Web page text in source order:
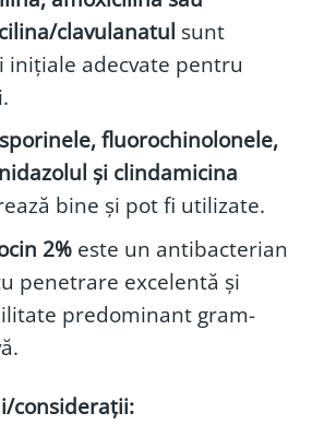
clavulanatul sunt
inițiale adecvate pentru
fluorochinolonele,
și clindamicina
bine și pot fi utilizate.
2%este un antibacterian
penetrare excelentă și
predominant gram-
considerații: